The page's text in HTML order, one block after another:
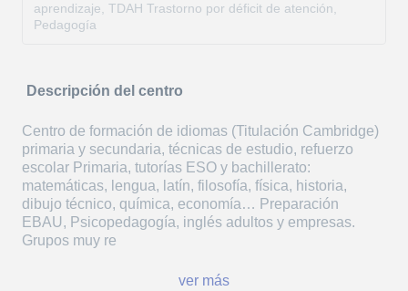
aprendizaje, TDAH Trastorno por déficit de atención,
Pedagogía
Descripción del centro
Centro de formación de idiomas (Titulación Cambridge)
primaria y secundaria, técnicas de estudio, refuerzo
escolar Primaria, tutorías ESO y bachillerato:
matemáticas, lengua, latín, filosofía, física, historia,
dibujo técnico, química, economía… Preparación
EBAU, Psicopedagogía, inglés adultos y empresas.
Grupos muy re
ver más